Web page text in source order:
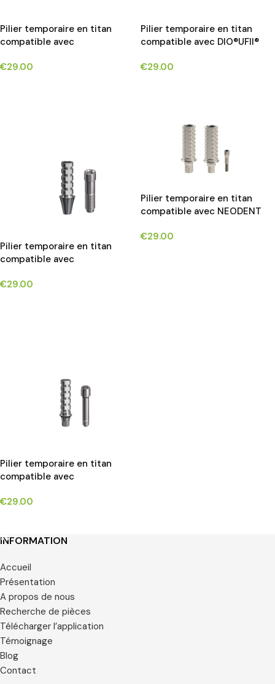
Pilier temporaire en titan
compatible avec
implants*
€29.00
Pilier temporaire en titan
compatible avec DIO®UFII®
€29.00
Pilier temporaire en titan
compatible avec
implants*
€29.00
Pilier temporaire en titan
compatible avec NEODENT
€29.00
Pilier temporaire en titan
compatible avec
implants*
€29.00
INFORMATION
Accueil
Présentation
A propos de nous
Recherche de pièces
Télécharger l’application
Témoignage
Blog
Contact